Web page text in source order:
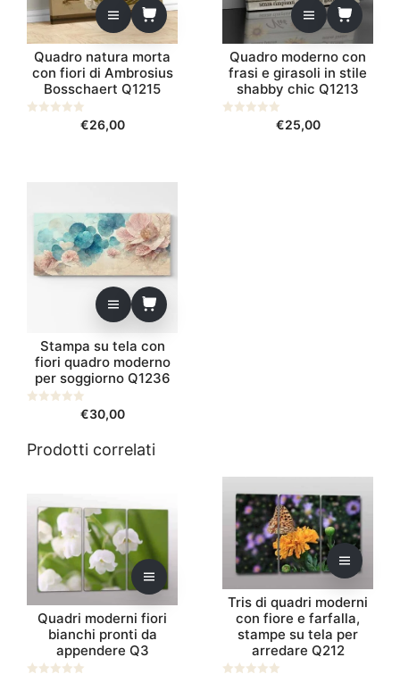
Quadro natura morta
con fiori di Ambrosius
Bosschaert Q1215
€26,00
Quadro moderno con
frasi e girasoli in stile
shabby chic Q1213
€25,00
Stampa su tela con
fiori quadro moderno
per soggiorno Q1236
5
€30,00
Prodotti correlati
Quadri moderni fiori
bianchi pronti da
appendere Q3
prodotto
ha
più
varianti.
Le
opzioni
possono
essere
scelte
Tris di quadri moderni
con fiore e farfalla,
stampe su tela per
arredare Q212
prodotto
ha
più
varianti.
opzioni
possono
essere
scelte